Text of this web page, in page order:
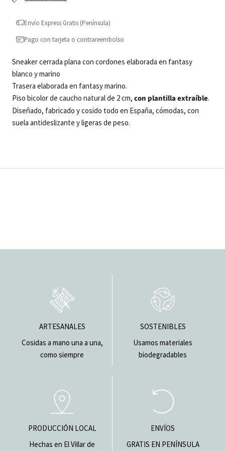
Envío Express Gratis (Península)
Pago con tarjeta o contrareembolso
Sneaker cerrada plana con cordones elaborada en fantasy
blanco y marino
Trasera elaborada en fantasy marino.
Piso bicolor de caucho natural de 2 cm, con plantilla extraíble.
Diseñado, fabricado y cosido todo en España, cómodas, con
suela antideslizante y ligeras de peso.
ARTESANALES
Cosidas a mano una a una,
como siempre
SOSTENIBLES
Usamos materiales
biodegradables
PRODUCCIÓN LOCAL
Hechas en El Villar de
ENVÍOS
GRATIS EN PENÍNSULA